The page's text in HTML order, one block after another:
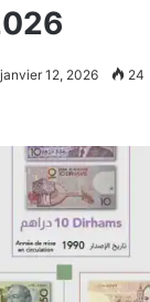
janvier 12, 2026 24